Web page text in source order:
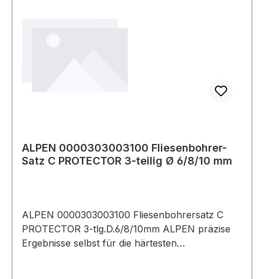
ALPEN 0000303003100 Fliesenbohrer-
Satz C PROTECTOR 3-teilig Ø 6/8/10 mm
ALPEN 0000303003100 Fliesenbohrersatz C
PROTECTOR 3-tlg.D.6/8/10mm ALPEN präzise
Ergebnisse selbst für die härtesten